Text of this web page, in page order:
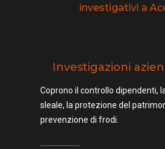
investigativi a
Investigazioni
Coprono il controllo dipendenti,
sleale, la protezione del
prevenzione di frodi.